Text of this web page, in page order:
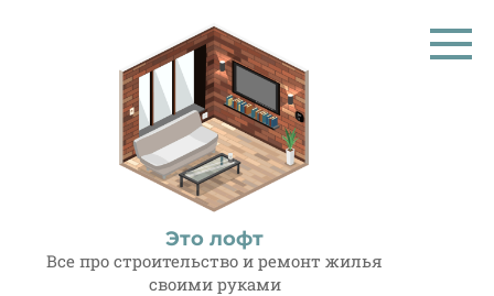
Это лофт
Все про строительство и ремонт жилья
своими руками